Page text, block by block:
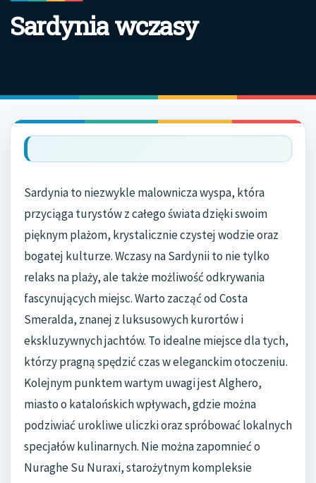
Sardynia wczasy
Sardynia to niezwykle malownicza wyspa, która
przyciąga turystów z całego świata dzięki swoim
pięknym plażom, krystalicznie czystej wodzie oraz
bogatej kulturze. Wczasy na Sardynii to nie tylko
relaks na plaży, ale także możliwość odkrywania
fascynujących miejsc. Warto zacząć od Costa
Smeralda, znanej z luksusowych kurortów i
ekskluzywnych jachtów. To idealne miejsce dla tych,
którzy pragną spędzić czas w eleganckim otoczeniu.
Kolejnym punktem wartym uwagi jest Alghero,
miasto o katalońskich wpływach, gdzie można
podziwiać urokliwe uliczki oraz spróbować lokalnych
specjałów kulinarnych. Nie można zapomnieć o
Nuraghe Su Nuraxi, starożytnym kompleksie